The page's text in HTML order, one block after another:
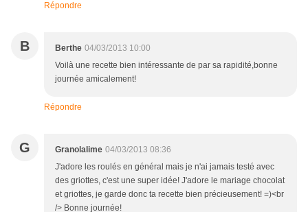
Répondre
B Berthe 04/03/2013 10:00
Voilà une recette bien intéressante de par sa rapidité,bonne
journée amicalement!
Répondre
G Granolalime 04/03/2013 08:36
J'adore les roulés en général mais je n'ai jamais testé avec
des griottes, c'est une super idée! J'adore le mariage chocolat
et griottes, je garde donc ta recette bien précieusement! =)<br
/> Bonne journée!